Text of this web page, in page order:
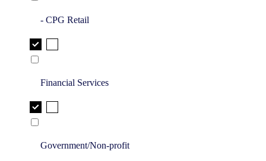
- CPG Retail
Financial Services
Government/Non-profit